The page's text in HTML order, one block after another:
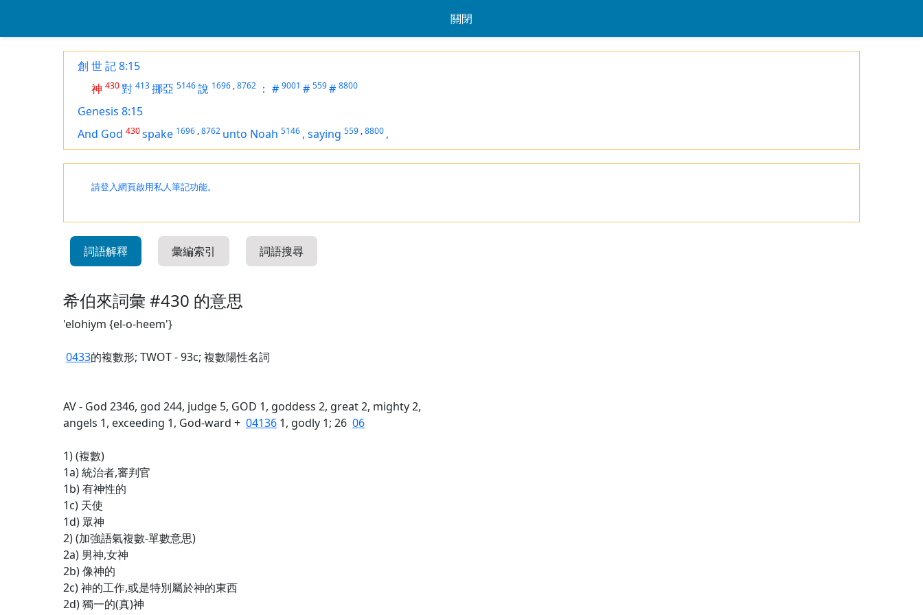
關閉
創 世 記 8:15
神 430對 413挪亞 5146說 1696 ,8762 ： # 9001 # 559# 8800
Genesis 8:15
And God 430spake 1696 ,8762 unto Noah 5146 , saying 559 ,8800 ,
請登入網頁啟用私人筆記功能。
詞語解釋 彙編索引 詞語搜尋
希伯來詞彙 #430 的意思
'elohiym {el-o-heem'}
0433的複數形; TWOT - 93c; 複數陽性名詞
AV - God 2346, god 244, judge 5, GOD 1, goddess 2, great 2, mighty 2,
angels 1, exceeding 1, God-ward + 04136 1, godly 1; 26 06
1) (複數)
1a) 統治者,審判官
1b) 有神性的
1c) 天使
1d) 眾神
2) (加強語氣複數-單數意思)
2a) 男神,女神
2b) 像神的
2c) 神的工作,或是特別屬於神的東西
2d) 獨一的(真)神